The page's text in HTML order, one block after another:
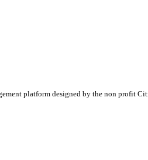
platform designed by the non profit